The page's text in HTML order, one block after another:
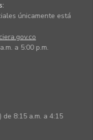
únicamente está
a 5:00 p.m.
8:15 a.m. a 4:15